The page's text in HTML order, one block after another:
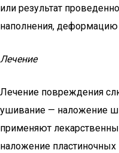
или результат
наполнения,
Лечение
Лечение повреждения
ушивание — наложение
применяют
наложение